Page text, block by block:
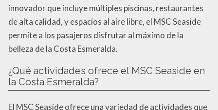
innovador que incluye múltiples piscinas, restaurantes
de alta calidad, y espacios al aire libre, el MSC Seaside
permite a los pasajeros disfrutar al máximo de la
belleza de la Costa Esmeralda.
¿Qué actividades ofrece el MSC Seaside en
la Costa Esmeralda?
El MSC Seaside ofrece una variedad de actividades que